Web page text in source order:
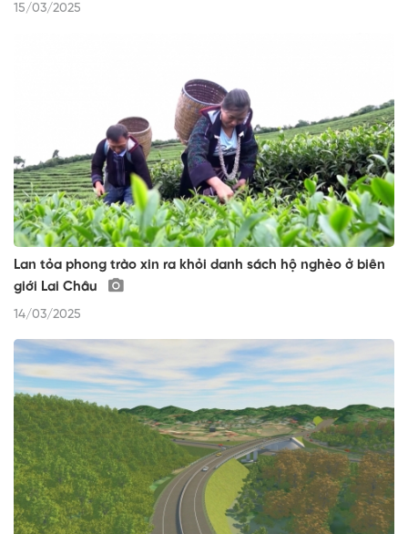
15/03/2025
Lan tỏa phong trào xin ra khỏi danh sách hộ nghèo ở biên
giới Lai Châu
14/03/2025